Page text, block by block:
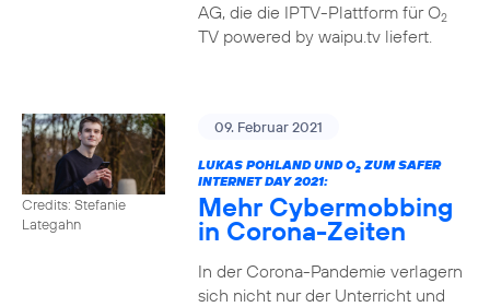
AG, die die IPTV-Plattform für O2
TV powered by waipu.tv liefert.
Credits: Stefanie
Lategahn
09. Februar 2021
LUKAS POHLAND UND O2ZUM SAFER
INTERNET DAY 2021:
Mehr Cybermobbing
in Corona-Zeiten
In der Corona-Pandemie verlagern
sich nicht nur der Unterricht und